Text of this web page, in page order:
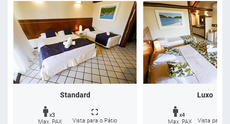
Standard
x3
Max. PAX
Vista para o Pátio
Luxo
x4
Max. PAX
Vista para o